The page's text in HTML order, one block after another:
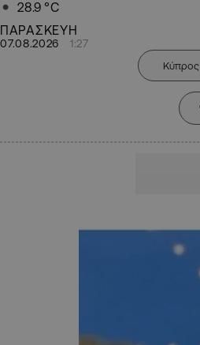
28.9 °C
ΠΑΡΑΣΚΕΥΗ
07.08.2026 1:27
Κύπρος